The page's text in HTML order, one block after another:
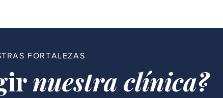
FORTALEZAS
nuestra clínica?